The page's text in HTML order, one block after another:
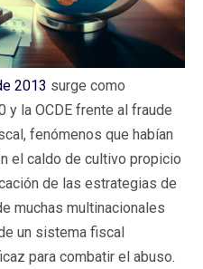
2013 surge como
y la OCDE frente al fraude
fenómenos que habían
el caldo de cultivo propicio
de las estrategias de
muchas multinacionales
un sistema fiscal
para combatir el abuso.